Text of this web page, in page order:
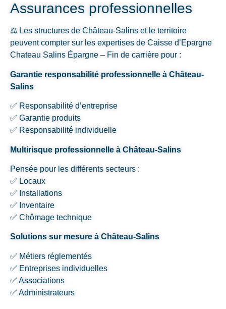
Assurances professionnelles
⚖️ Les structures de Château-Salins et le territoire
peuvent compter sur les expertises de Caisse d’Epargne
Chateau Salins Épargne – Fin de carrière pour :
Garantie responsabilité professionnelle à Château-
Salins
✅ Responsabilité d’entreprise
✅ Garantie produits
✅ Responsabilité individuelle
Multirisque professionnelle à Château-Salins
Pensée pour les différents secteurs :
✅ Locaux
✅ Installations
✅ Inventaire
✅ Chômage technique
Solutions sur mesure à Château-Salins
✅ Métiers réglementés
✅ Entreprises individuelles
✅ Associations
✅ Administrateurs